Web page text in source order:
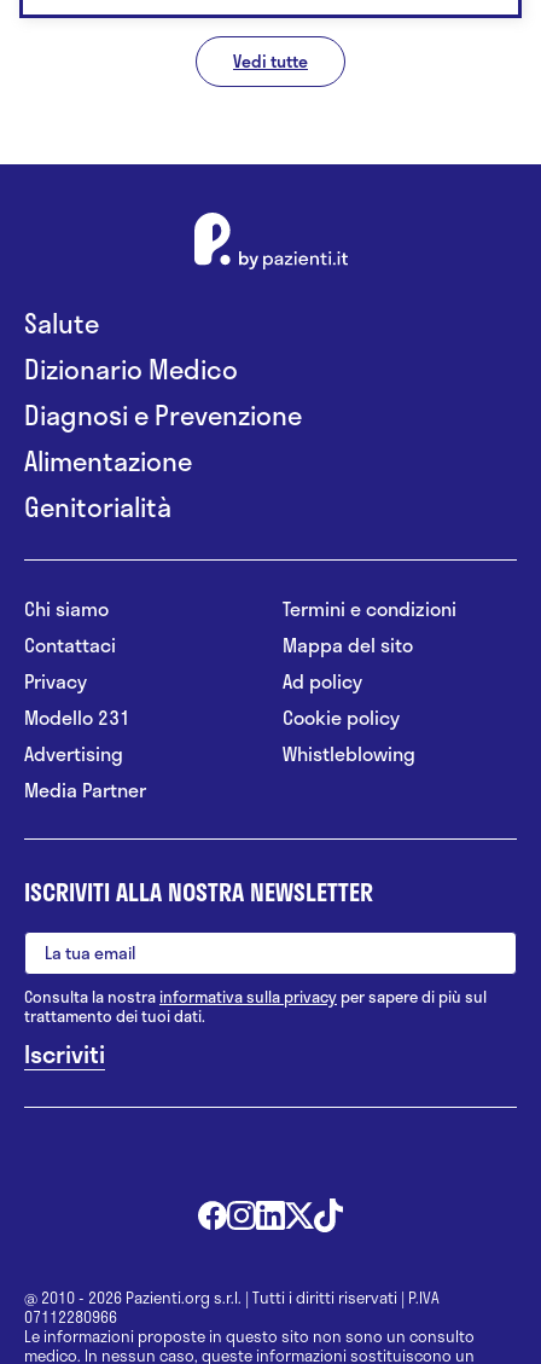
Vedi tutte
Salute
Dizionario Medico
Diagnosi e Prevenzione
Alimentazione
Genitorialità
Chi siamo
Contattaci
Privacy
Modello 231
Advertising
Media Partner
Termini e condizioni
Mappa del sito
Ad policy
Cookie policy
Whistleblowing
ISCRIVITI ALLA NOSTRA NEWSLETTER
Consulta la nostrainformativa sulla privacy per sapere di più sul
trattamento dei tuoi dati.
@ 2010 - 2026 Pazienti.org s.r.l. | Tutti i diritti riservati | P.IVA
07112280966
Le informazioni proposte in questo sito non sono un consulto
medico. In nessun caso, queste informazioni sostituiscono un